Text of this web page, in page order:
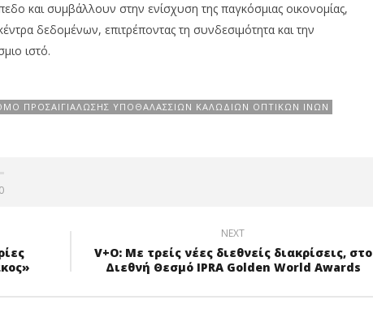
και συμβάλλουν στην ενίσχυση της παγκόσμιας οικονομίας,
δεδομένων, επιτρέποντας τη συνδεσιμότητα και την
ιστό.
ΠΡΟΣΑΙΓΙΆΛΩΣΗΣ ΥΠΟΘΑΛΆΣΣΙΩΝ ΚΑΛΩΔΊΩΝ ΟΠΤΙΚΏΝ ΙΝΏΝ
0
NEXT
V+O: Με τρείς νέες διεθνείς διακρίσεις, στο
Διεθνή Θεσμό IPRA Golden World Awards